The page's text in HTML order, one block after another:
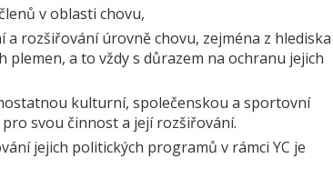
v oblasti chovu,
rozšiřování úrovně chovu, zejména z hlediska
a to vždy s důrazem na ochranu jejich
kulturní, společenskou a sportovní
svou činnost a její rozšiřování.
jejich politických programů v rámci YC je